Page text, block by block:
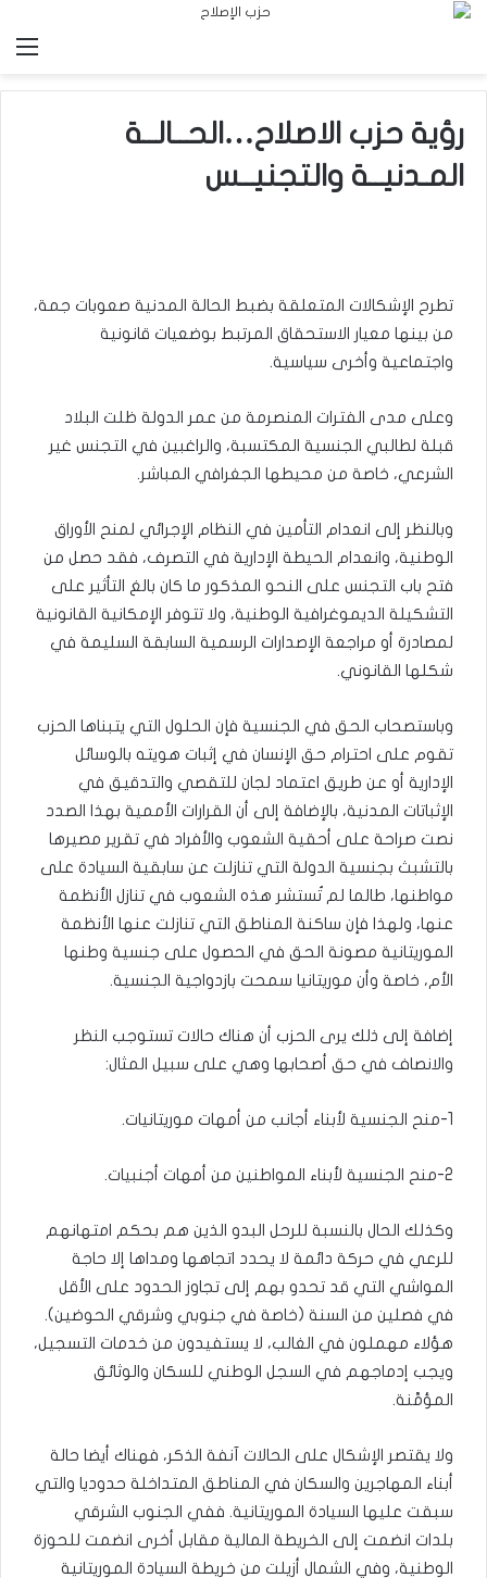
رؤية حزب الاصلاح…الحــالــة
المـدنيــة والتجنيــس
تطرح الإشكالات المتعلقة بضبط الحالة المدنية صعوبات جمة،
من بينها معيار الاستحقاق المرتبط بوضعيات قانونية
واجتماعية وأخرى سياسية.
وعلى مدى الفترات المنصرمة من عمر الدولة ظلت البلاد
قبلة لطالبي الجنسية المكتسبة، والراغبين في التجنس غير
الشرعي، خاصة من محيطها الجغرافي المباشر.
وبالنظر إلى انعدام التأمين في النظام الإجرائي لمنح الأوراق
الوطنية، وانعدام الحيطة الإدارية في التصرف، فقد حصل من
فتح باب التجنس على النحو المذكور ما كان بالغ التأثير على
التشكيلة الديموغرافية الوطنية، ولا تتوفر الإمكانية القانونية
لمصادرة أو مراجعة الإصدارات الرسمية السابقة السليمة في
شكلها القانوني.
وباستصحاب الحق في الجنسية فإن الحلول التي يتبناها الحزب
تقوم على احترام حق الإنسان في إثبات هويته بالوسائل
الإدارية أو عن طريق اعتماد لجان للتقصي والتدقيق في
الإثباتات المدنية، بالإضافة إلى أن القرارات الأممية بهذا الصدد
نصت صراحة على أحقية الشعوب والأفراد في تقرير مصيرها
بالتشبث بجنسية الدولة التي تنازلت عن سابقية السيادة على
مواطنها، طالما لم تُستشر هذه الشعوب في تنازل الأنظمة
عنها، ولهذا فإن ساكنة المناطق التي تنازلت عنها الأنظمة
الموريتانية مصونة الحق في الحصول على جنسية وطنها
الأم، خاصة وأن موريتانيا سمحت بازدواجية الجنسية.
إضافة إلى ذلك يرى الحزب أن هناك حالات تستوجب النظر
والانصاف في حق أصحابها وهي على سبيل المثال:
1-منح الجنسية لأبناء أجانب من أمهات موريتانيات.
2-منح الجنسية لأبناء المواطنين من أمهات أجنبيات.
وكذلك الحال بالنسبة للرحل البدو الذين هم بحكم امتهانهم
للرعي في حركة دائمة لا يحدد اتجاهها ومداها إلا حاجة
المواشي التي قد تحدو بهم إلى تجاوز الحدود على الأقل
في فصلين من السنة (خاصة في جنوبي وشرقي الحوضين).
هؤلاء مهملون في الغالب، لا يستفيدون من خدمات التسجيل،
ويجب إدماجهم في السجل الوطني للسكان والوثائق
المؤمَّنة.
ولا يقتصر الإشكال على الحالات آنفة الذكر، فهناك أيضا حالة
أبناء المهاجرين والسكان في المناطق المتداخلة حدوديا والتي
سبقت عليها السيادة الموريتانية. ففي الجنوب الشرقي
بلدات انضمت إلى الخريطة المالية مقابل أخرى انضمت للحوزة
الوطنية، وفي الشمال أزيلت من خريطة السيادة الموريتانية